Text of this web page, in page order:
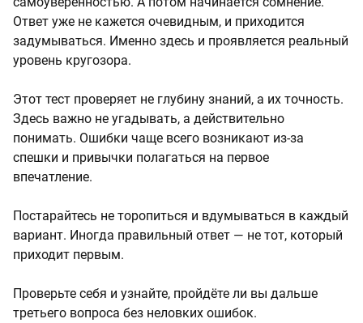
Ответ уже не кажется очевидным, и приходится
задумываться. Именно здесь и проявляется реальный
уровень кругозора.
Этот тест проверяет не глубину знаний, а их точность.
Здесь важно не угадывать, а действительно
понимать. Ошибки чаще всего возникают из-за
спешки и привычки полагаться на первое
впечатление.
Постарайтесь не торопиться и вдумываться в каждый
вариант. Иногда правильный ответ — не тот, который
приходит первым.
Проверьте себя и узнайте, пройдёте ли вы дальше
третьего вопроса без неловких ошибок.